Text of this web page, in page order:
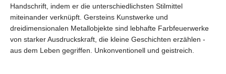
Handschrift, indem er die unterschiedlichsten Stilmittel
miteinander verknüpft. Gersteins Kunstwerke und
dreidimensionalen Metallobjekte sind lebhafte Farbfeuerwerke
von starker Ausdruckskraft, die kleine Geschichten erzählen -
aus dem Leben gegriffen. Unkonventionell und geistreich.